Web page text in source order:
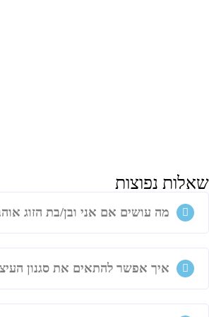
שאלות נפוצות
מה עושים אם אני ובן/בת הזוג
איך אפשר להתאים את סגנון